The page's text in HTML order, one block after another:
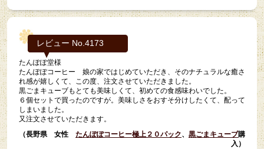
レビュー No.4173
たんぽぽ堂様
たんぽぽコーヒー 娘の家ではじめていただき、そのナチュラルな癒さ
れ感が嬉しくて、この度、注文させていただきました。
黒ごまキューブもとても美味しくて、初めての食感味わいでした。
６個セットで買ったのですが。美味しさをおすそ分けしたくて、配って
しまいました。
又注文させていただきます。
（長野県 女性 たんぽぽコーヒー極上２０パック、 黒ごまキューブ購
入）